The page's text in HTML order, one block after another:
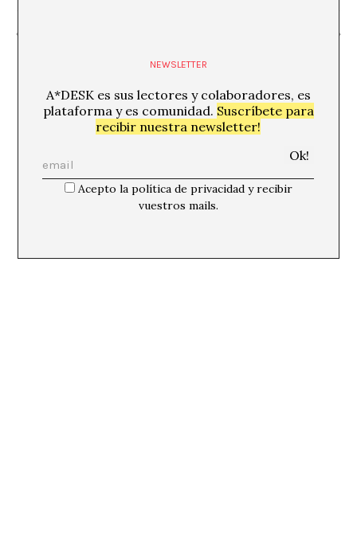
NEWSLETTER
A*DESK es sus lectores y colaboradores, es
plataforma y es comunidad. Suscríbete para
recibir nuestra newsletter!
Acepto la política de privacidad y recibir
vuestros mails.